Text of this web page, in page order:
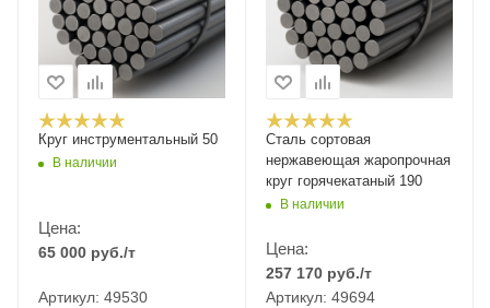
Круг инструментальный 50
В наличии
Цена:
65 000 руб./т
Артикул: 49530
Сталь сортовая
нержавеющая жаропрочная
круг горячекатаный 190
В наличии
Цена:
257 170 руб./т
Артикул: 49694